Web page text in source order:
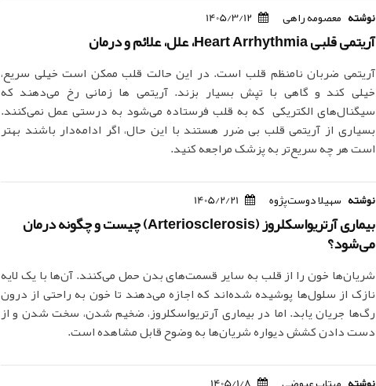
نوشته معصومه راهی 1405/3/12
آریتمی قلبی Heart Arrhythmia، علل، علائم و درمان
آریتمی ضربان نامنظم قلب است. در این حالت قلب ممکن است خیلی سریع،
خیلی کند و گاهی با تپش بسیار بزند. آریتمی ها زمانی رخ می‌دهند که
سیگنال‌های الکتریکی که به قلب فرستاده می‌شود به درستی عمل نمی‌کنند.
بسیاری از آریتمی قلب بی ضرر هستند با این حال، اگر ادامه‌دار باشند بهتر
است هر چه سریع‌تر به پزشک مراجعه کنید.
نوشته سهیلا دوست‌پژوه 1405/2/21
بیماری آرتریواسکلروز (Arteriosclerosis) چیست و چگونه درمان
می‌شود؟
شریان‌ها خون را از قلب به سایر قسمت‌های بدن حمل می‌کنند. آن‌ها با یک لایه
نازک از سلول‌ها پوشیده شده‌اند که اجازه می‌دهند تا خون به راحتی از درون
رگ‌ها جریان یابد. اما در بیماری آرتریواسکلروز، ضخیم شدن، سخت شدن و از
دست دادن کشش دیواره شریان‌ها به وضوح قابل مشاهده است.